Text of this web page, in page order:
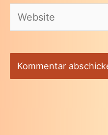
Website